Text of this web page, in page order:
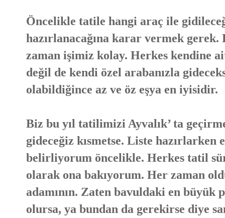
Öncelikle tatile hangi araç ile
hazırlanacağına karar vermek
zaman işimiz kolay. Herkes kendine
değil de kendi özel arabanızla
olabildiğince az ve öz eşya en iyisidir.
Biz bu yıl tatilimizi Ayvalık’ ta
gideceğiz kısmetse. Liste
belirliyorum öncelikle. Herkes tatil
olarak ona bakıyorum. Her zaman
adamının. Zaten bavuldaki en büyük
olursa, ya bundan da gerekirse diye